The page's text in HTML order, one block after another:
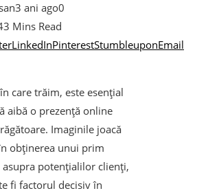
3 ani ago0
3 Mins Read
LinkedInPinterestStumbleuponEmail
care trăim, este esențial
aibă o prezență online
Imaginile joacă
obținerea unui prim
potențialilor clienți,
fi factorul decisiv în